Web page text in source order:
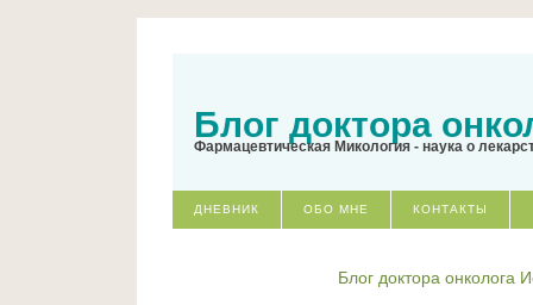
Блог доктора
Фармацевтическая Микология - наука о
ДНЕВНИК ОБО МНЕ КОНТАКТЫ
Блог доктора онколога